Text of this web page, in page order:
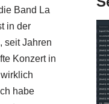
Band La
in der
seit Jahren
Konzert in
habe